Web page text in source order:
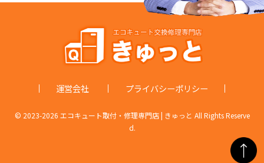
運営会社 プライバシーポリシー
© 2023-2026 エコキュート取付・修理専門店 | きゅっと All Rights Reserve
d.